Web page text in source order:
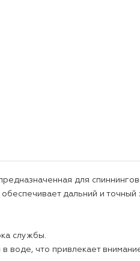
для
дальний и
службы.
что привлекает